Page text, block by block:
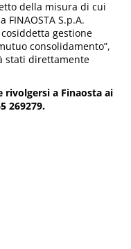
della misura di cui
S.p.A.
gestione
consolidamento”,
stati direttamente
a Finaosta ai
269279.